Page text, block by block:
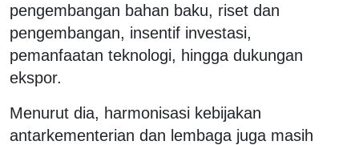
pengembangan bahan baku, riset dan
pengembangan, insentif investasi,
pemanfaatan teknologi, hingga dukungan
ekspor.
Menurut dia, harmonisasi kebijakan
antarkementerian dan lembaga juga masih